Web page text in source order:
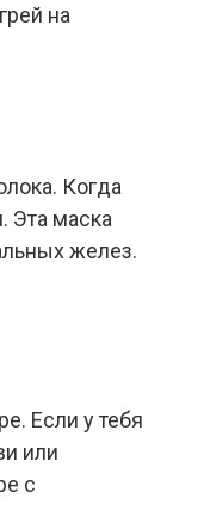
на
Когда
Эта маска
желез.
Если у тебя
или
с